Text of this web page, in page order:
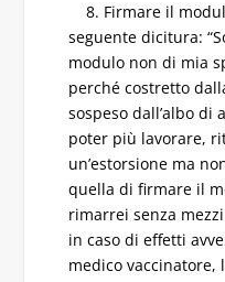
8. Firmare il
seguente dicitura:
modulo non di mia
perché costretto
sospeso dall’albo di
poter più lavorare,
un’estorsione ma
quella di firmare il
rimarrei senza
in caso di effetti
medico vaccinatore,